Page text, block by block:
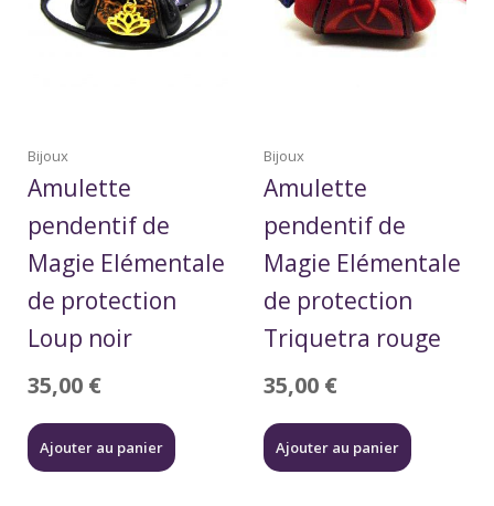
Bijoux
Amulette
pendentif de
Magie Elémentale
de protection
Loup noir
35,00 €
Ajouter au panier
Bijoux
Amulette
pendentif de
Magie Elémentale
de protection
Triquetra rouge
35,00 €
Ajouter au panier